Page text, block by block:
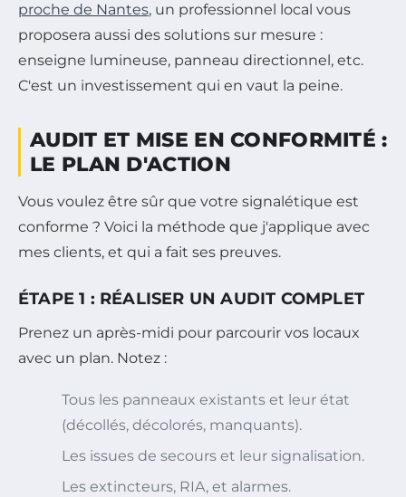
proche de Nantes, un professionnel local vous
proposera aussi des solutions sur mesure :
enseigne lumineuse, panneau directionnel, etc.
C'est un investissement qui en vaut la peine.
AUDIT ET MISE EN CONFORMITÉ :
LE PLAN D'ACTION
Vous voulez être sûr que votre signalétique est
conforme ? Voici la méthode que j'applique avec
mes clients, et qui a fait ses preuves.
ÉTAPE 1 : RÉALISER UN AUDIT COMPLET
Prenez un après-midi pour parcourir vos locaux
avec un plan. Notez :
Tous les panneaux existants et leur état
(décollés, décolorés, manquants).
Les issues de secours et leur signalisation.
Les extincteurs, RIA, et alarmes.